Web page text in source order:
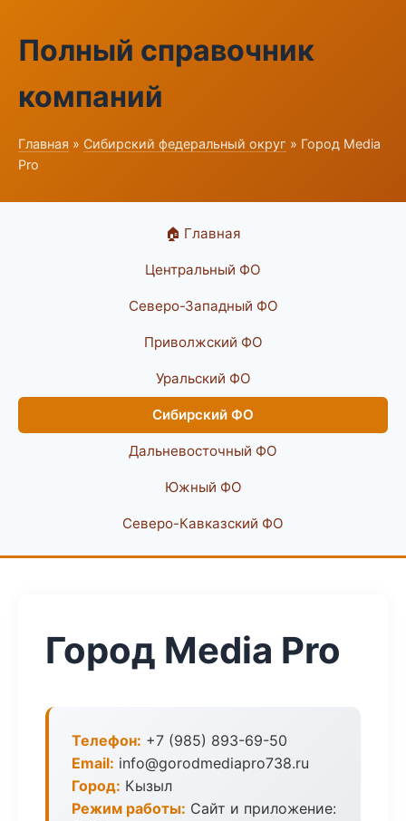
Полный справочник
компаний
Главная » Сибирский федеральный округ » Город Media
Pro
🏠 Главная
Центральный ФО
Северо-Западный ФО
Приволжский ФО
Уральский ФО
Сибирский ФО
Дальневосточный ФО
Южный ФО
Северо-Кавказский ФО
Город Media Pro
Телефон: +7 (985) 893-69-50
Email: info@gorodmediapro738.ru
Город: Кызыл
Режим работы: Сайт и приложение: